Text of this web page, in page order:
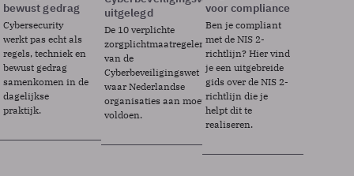
bewust gedrag
Cybersecurity
werkt pas echt als
regels, techniek en
bewust gedrag
samenkomen in de
dagelijkse
praktijk.
uitgelegd
De 10 verplichte
zorgplichtmaatregelen
van de
Cyberbeveiligingswet
waar Nederlandse
organisaties aan moeten
voldoen.
voor compliance
Ben je compliant
met de NIS 2-
richtlijn? Hier vind
je een uitgebreide
gids over de NIS 2-
richtlijn die je
helpt dit te
realiseren.